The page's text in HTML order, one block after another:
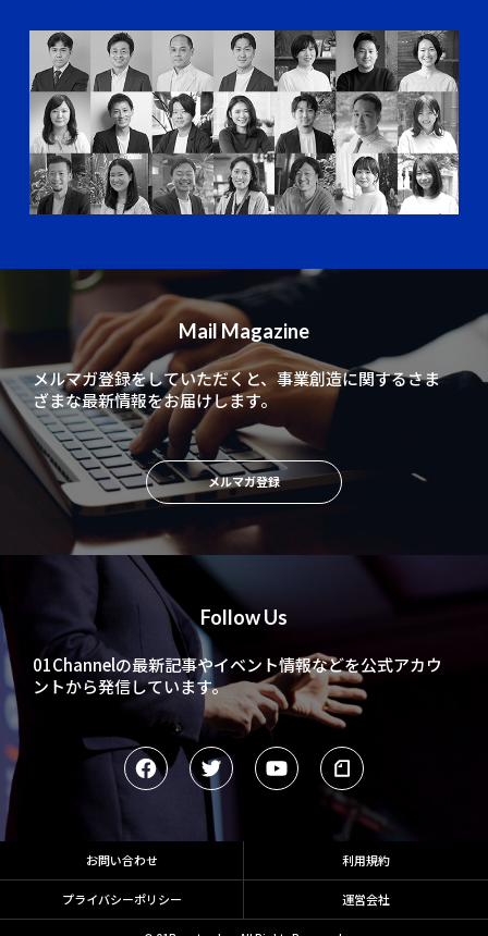
Follow Us
01Channelの最新記事やイベント情報などを公式アカウ
ントから発信しています。
Mail Magazine
メルマガ登録をしていただくと、事業創造に関するさま
ざまな最新情報をお届けします。
メルマガ登録
お問い合わせ 利用規約
プライバシーポリシー 運営会社